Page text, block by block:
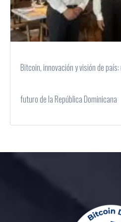
Bitcoin, innovación y visión de
futuro de la República Dominicana